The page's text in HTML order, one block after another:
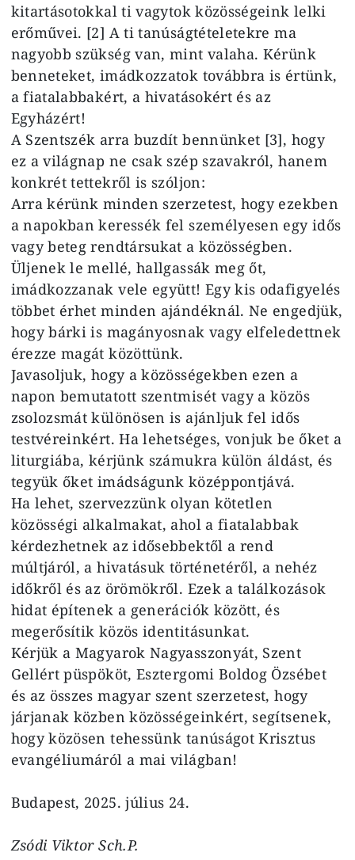
kitartásotokkal ti vagytok közösségeink lelki
erőművei. [2] A ti tanúságtételetekre ma
nagyobb szükség van, mint valaha. Kérünk
benneteket, imádkozzatok továbbra is értünk,
a fiatalabbakért, a hivatásokért és az
Egyházért!
A Szentszék arra buzdít bennünket [3], hogy
ez a világnap ne csak szép szavakról, hanem
konkrét tettekről is szóljon:
Arra kérünk minden szerzetest, hogy ezekben
a napokban keressék fel személyesen egy idős
vagy beteg rendtársukat a közösségben.
Üljenek le mellé, hallgassák meg őt,
imádkozzanak vele együtt! Egy kis odafigyelés
többet érhet minden ajándéknál. Ne engedjük,
hogy bárki is magányosnak vagy elfeledettnek
érezze magát közöttünk.
Javasoljuk, hogy a közösségekben ezen a
napon bemutatott szentmisét vagy a közös
zsolozsmát különösen is ajánljuk fel idős
testvéreinkért. Ha lehetséges, vonjuk be őket a
liturgiába, kérjünk számukra külön áldást, és
tegyük őket imádságunk középpontjává.
Ha lehet, szervezzünk olyan kötetlen
közösségi alkalmakat, ahol a fiatalabbak
kérdezhetnek az idősebbektől a rend
múltjáról, a hivatásuk történetéről, a nehéz
időkről és az örömökről. Ezek a találkozások
hidat építenek a generációk között, és
megerősítik közös identitásunkat.
Kérjük a Magyarok Nagyasszonyát, Szent
Gellért püspököt, Esztergomi Boldog Özsébet
és az összes magyar szent szerzetest, hogy
járjanak közben közösségeinkért, segítsenek,
hogy közösen tehessünk tanúságot Krisztus
evangéliumáról a mai világban!
Budapest, 2025. július 24.
Zsódi Viktor Sch.P.